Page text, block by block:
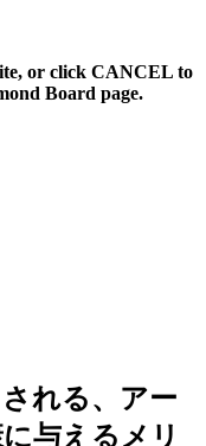
or click CANCEL to
Board page.
れる、アー
与えるメリ